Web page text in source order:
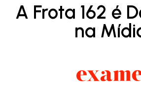
A Frota 162 é
na